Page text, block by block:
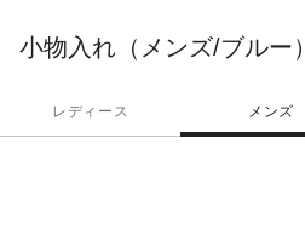
小物入れ（メンズ/ブルー）
レディース メンズ